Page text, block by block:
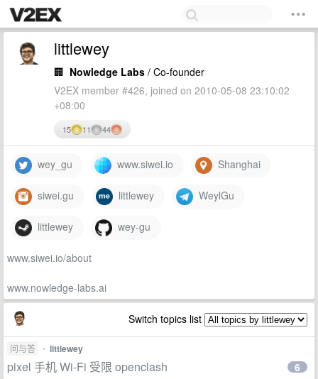
littlewey
🏢 Nowledge Labs / Co-founder
V2EX member #426, joined on 2010-05-08 23:10:02
+08:00
15 11 44
wey_gu www.siwei.io Shanghai
siwei.gu littlewey WeylGu
littlewey wey-gu
www.siwei.io/about
www.nowledge-labs.ai
Switch topics list
问与答 • littlewey
pixel 手机 Wi-Fi 受限 openclash 6